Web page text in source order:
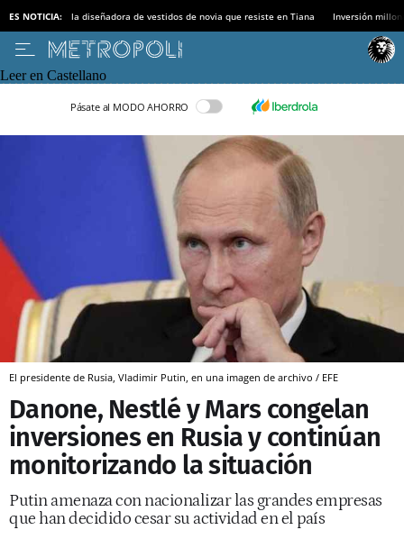
ES NOTICIA: la diseñadora de vestidos de novia que resiste en Tiana Inversión
Leer en Castellano
Pásate al MODO AHORRO
El presidente de Rusia, Vladimir Putin, en una imagen de archivo / EFE
Danone, Nestlé y Mars congelan
inversiones en Rusia y continúan
monitorizando la situación
Putin amenaza con nacionalizar las grandes empresas
que han decidido cesar su actividad en el país